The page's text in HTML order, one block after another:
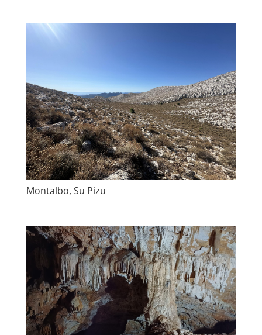
Montalbo, Su Pizu